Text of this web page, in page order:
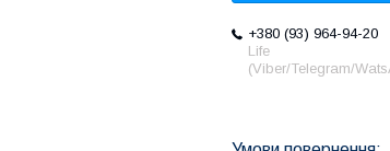
+380 (93) 964-94-20
Life
(Viber/Telegram/